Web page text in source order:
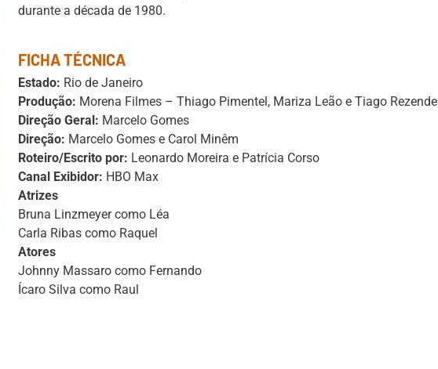
durante a década de 1980.
FICHA TÉCNICA
Estado: Rio de Janeiro
Produção: Morena Filmes – Thiago Pimentel, Mariza Leão e Tiago Rezende
Direção Geral: Marcelo Gomes
Direção: Marcelo Gomes e Carol Minêm
Roteiro/Escrito por: Leonardo Moreira e Patrícia Corso
Canal Exibidor: HBO Max
Atrizes
Bruna Linzmeyer como Léa
Carla Ribas como Raquel
Atores
Johnny Massaro como Fernando
Ícaro Silva como Raul